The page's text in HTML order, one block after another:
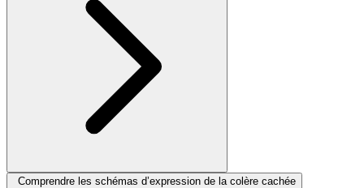
Comprendre les schémas d’expression de la colère cachée